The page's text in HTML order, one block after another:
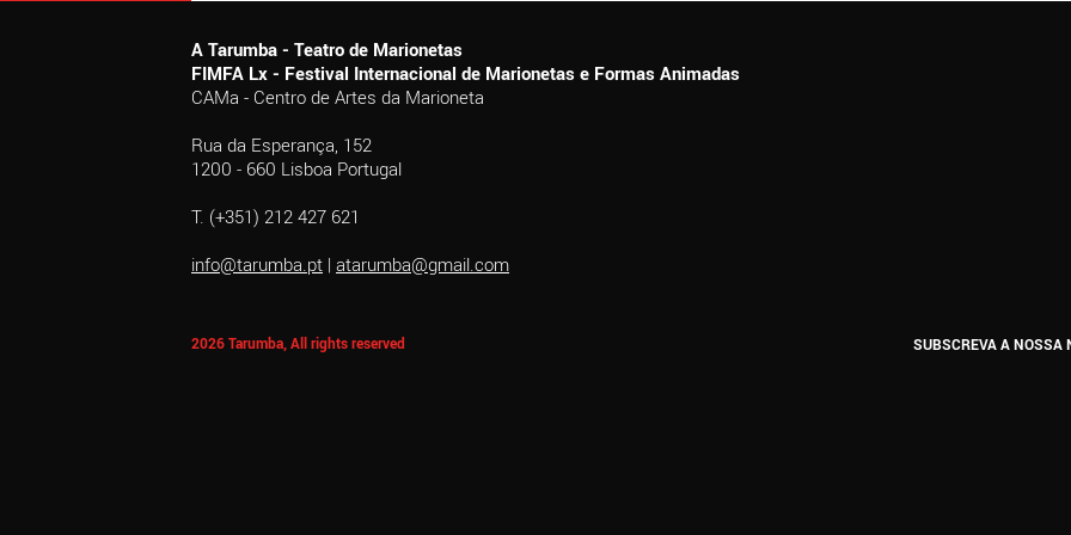
A Tarumba - Teatro de Marionetas
FIMFA Lx - Festival Internacional de Marionetas e Formas Animadas
CAMa - Centro de Artes da Marioneta
Rua da Esperança, 152
1200 - 660 Lisboa Portugal
T. (+351) 212 427 621
info@tarumba.pt | atarumba@gmail.com
2026 Tarumba, All rights reserved SUBSCREVA A NOSSA